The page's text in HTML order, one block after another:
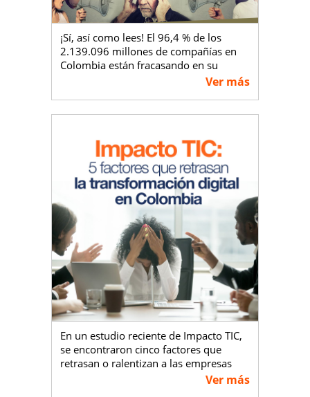
¡Sí, así como lees! El 96,4 % de los
2.139.096 millones de compañías en
Colombia están fracasando en su
implementar el mercadeo digital de la
forma correcta, necesitas hacer todo lo
digital para maximizar el poder del
Internet para mejorar tu marca, leads y
ventas. Sin embargo, para lograr esto
necesitarías al menos entre 6.000.000
a 7.000.000 de pesos colombianos al
mes para pagar una buena compañía
de SEO y Mercadeo Digital (excluyendo
costos de Pago por Clic).
Desafortunadamente, el 96,4 % de los
negocios colombianos cuentan con
menos de 1.000.000 pesos
colombianos mensuales como
presupuesto para mercadeo digital.
He ahí el problema.
Ver más
En un estudio reciente de Impacto TIC,
se encontraron cinco factores que
retrasan o ralentizan a las empresas
para que estas sigan el camino hacia la
Ver más